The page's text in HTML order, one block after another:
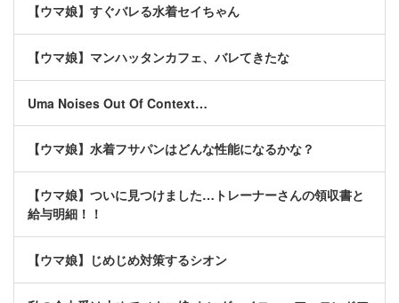
【ウマ娘】すぐバレる水着セイちゃん
【ウマ娘】マンハッタンカフェ、バレてきたな
Uma Noises Out Of Context…
【ウマ娘】水着フサパンはどんな性能になるかな？
【ウマ娘】ついに見つけました…トレーナーさんの領収書と
給与明細！！
【ウマ娘】じめじめ対策するシオン